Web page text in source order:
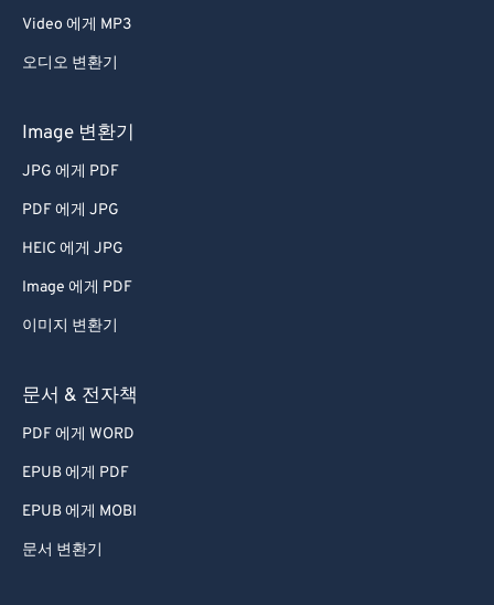
Video 에게 MP3
오디오 변환기
Image 변환기
JPG 에게 PDF
PDF 에게 JPG
HEIC 에게 JPG
Image 에게 PDF
이미지 변환기
문서 & 전자책
PDF 에게 WORD
EPUB 에게 PDF
EPUB 에게 MOBI
문서 변환기